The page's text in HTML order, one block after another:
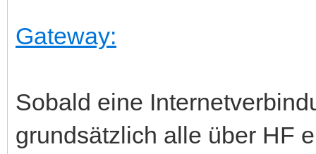
Gateway:
Sobald eine
grundsätzlich alle über HF